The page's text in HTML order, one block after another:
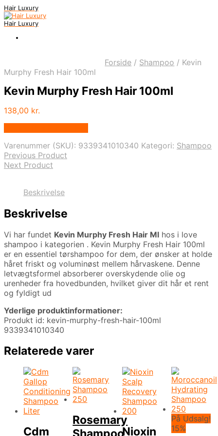
Hair Luxury
Hair Luxury
Forside / Shampoo / Kevin
Murphy Fresh Hair 100ml
Kevin Murphy Fresh Hair 100ml
138,00 kr.
Varenummer (SKU): 9339341010340 Kategori: Shampoo
Previous Product
Next Product
Beskrivelse
Beskrivelse
Vi har fundet Kevin Murphy Fresh Hair Ml hos i love
shampoo i kategorien . Kevin Murphy Fresh Hair 100ml
er en essentiel tørshampoo for dem, der ønsker at holde
håret friskt og voluminøst mellem hårvaskene. Denne
letvægtsformel absorberer overskydende olie og
urenheder fra hovedbunden, hvilket giver dit hår et rent
og fyldigt ud
Yderlige produktinformationer:
Produkt id: kevin-murphy-fresh-hair-100ml
9339341010340
Relaterede varer
Cdm
Rosemary
Nioxin
På Udsalg!
15%